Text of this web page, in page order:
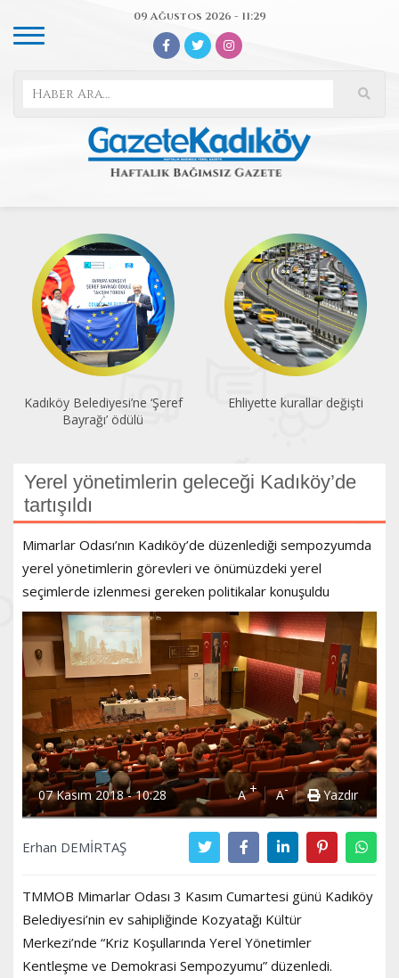
09 Ağustos 2026 - 11:29
Ehliyette kurallar değişti
Sendikalaşma oranı yüzde
Yerel yönetimlerin geleceği Kadıköy’de
tartışıldı
Mimarlar Odası’nın Kadıköy’de düzenlediği sempozyumda
yerel yönetimlerin görevleri ve önümüzdeki yerel
seçimlerde izlenmesi gereken politikalar konuşuldu
07 Kasım 2018 - 10:28 A+ A- Yazdır
Erhan DEMİRTAŞ
TMMOB Mimarlar Odası 3 Kasım Cumartesi günü Kadıköy
Belediyesi’nin ev sahipliğinde Kozyatağı Kültür
Merkezi’nde “Kriz Koşullarında Yerel Yönetimler
Kentleşme ve Demokrasi Sempozyumu” düzenledi.